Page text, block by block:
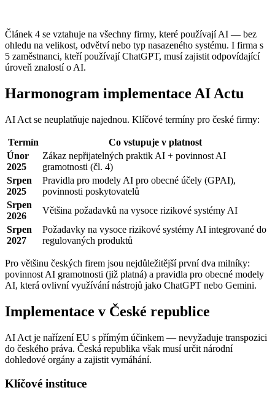
Článek 4 se vztahuje na všechny firmy, které používají AI — bez
ohledu na velikost, odvětví nebo typ nasazeného systému. I firma s
5 zaměstnanci, kteří používají ChatGPT, musí zajistit odpovídající
úroveň znalostí o AI.
Harmonogram implementace AI Actu
AI Act se neuplatňuje najednou. Klíčové termíny pro české firmy:
Termín
Co vstupuje v platnost
Únor
2025
Zákaz nepřijatelných praktik AI + povinnost AI
gramotnosti (čl. 4)
Srpen
2025
Pravidla pro modely AI pro obecné účely (GPAI),
povinnosti poskytovatelů
Srpen
2026
Většina požadavků na vysoce rizikové systémy AI
Srpen
2027
Požadavky na vysoce rizikové systémy AI integrované do
regulovaných produktů
Pro většinu českých firem jsou nejdůležitější první dva milníky:
povinnost AI gramotnosti (již platná) a pravidla pro obecné modely
AI, která ovlivní využívání nástrojů jako ChatGPT nebo Gemini.
Implementace v České republice
AI Act je nařízení EU s přímým účinkem — nevyžaduje transpozici
do českého práva. Česká republika však musí určit národní
dohledové orgány a zajistit vymáhání.
Klíčové instituce